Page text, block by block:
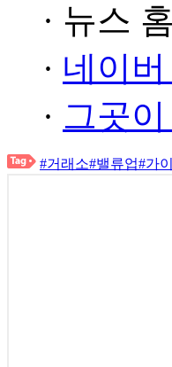
· 뉴스
· 네이
· 그곳
#거래소#밸류업#가